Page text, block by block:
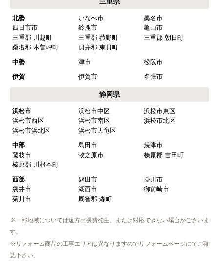
予定の期日までに商品が届きましたか？
はい
商品の梱包は必要十分なものでしたか？
【注文商品】浄水器・整水器 【注文時
期】2025年07月頃（モバイルから）
【このショップを選んだ理由は？】
近隣で安く、評判が良かったため
【注文からどのくらいで届きましたか？】
取付工事の数日前に調整して届けてくれた
作業をされた方はスムーズで親切でした
北勢 いなべ市
桑名市
四日市市
鈴鹿市
亀山市
三重郡 川越町
三重郡 菰野町
三重郡 朝日町
桑名郡 木曽岬町
員弁郡 東員町
中勢
津市
松阪市
伊賀
伊賀市 名張市
静岡県
浜松市 浜松市中区
浜松市東区
浜松市西区
浜松市南区
浜松市北区
浜松市浜北区
浜松市天竜区
中部
島田市
焼津市
藤枝市
牧之原市
榛原郡 吉田町
榛原郡 川根本町
西部
磐田市
掛川市
袋井市
湖西市
御前崎市
菊川市
周智郡 森町
※一部地域については遠方出張費発生、または対応できない場合がございま
す。
※リフォーム商品の工事エリアは異なりますのでリフォームページにてご確
認下さい。